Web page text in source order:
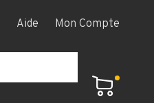
Aide Mon Compte